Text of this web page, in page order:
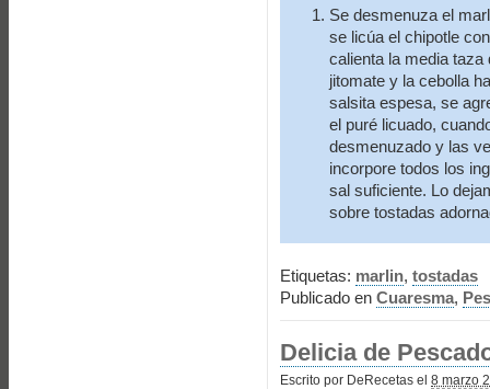
Se desmenuza el
se licúa el chipotle
calienta la media
jitomate y la cebolla
salsita espesa, se
el puré licuado,
desmenuzado y las
incorpore todos los
sal suficiente. Lo
sobre tostadas
Etiquetas: marlin, tostadas
Publicado en Cuaresma,
Delicia de
Escrito por DeRecetas el 8 marzo